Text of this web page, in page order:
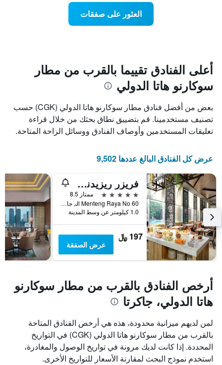
محور
الذي
عدد
الأيام
قبل
المخطط
1
محور
Y
الذي
يعرض
متوسط
سعر
غرفة
العثور على صفقات
أعلى الفنادق تقييما بالقرب من مطار
سوكارنو هاتا الدولي
بعض من أفضل فنادق مطار سوكارنو هاتا الدولي (CGK) حسب
تصنيف مستخدمينا. قم بتضييق نطاق بحثك من خلال قراءة
تعليقات المستخدمين وأوصاف الفنادق ووسائل الراحة المتاحة.
عرض كل الفنادق البالغ عددها 9,502
فريزر ريزيدنس مينتينج جاكرتا
5 نجوم
ممتاز 8.5
Jl Menteng Raya No 60, جاكرتا, إندونيسيا
1.0 كيلومتر عن وسط المدينة
197 ﷼
عرض الصفقة
أرخص الفنادق بالقرب من مطار سوكارنو
هاتا الدولي، جاكرتا
لمن لديهم ميزانية محدودة، هذه هي أرخص الفنادق المتاحة
بالقرب من مطار سوكارنو هاتا الدولي (CGK) في التواريخ
المحددة. إذا كانت لديك مرونة في تواريخ الوصول والمغادرة،
استخدم نموذج البحث لمقارنة الأسعار للتواريخ الأخرى.